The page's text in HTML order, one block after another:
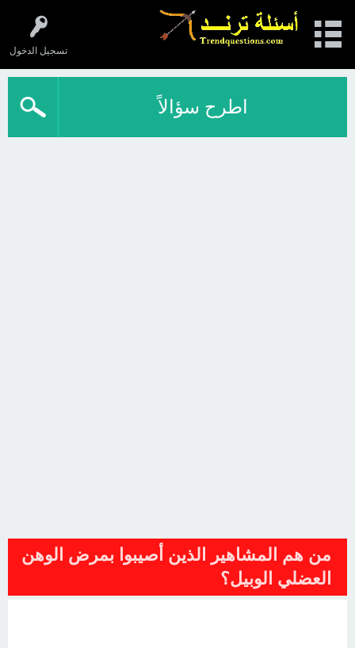
تسجيل الدخول
اطرح سؤالاً
من هم المشاهير الذين أصيبوا بمرض الوهن
العضلي الوبيل؟